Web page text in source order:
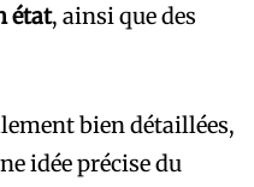
état, ainsi que des
bien détaillées,
idée précise du